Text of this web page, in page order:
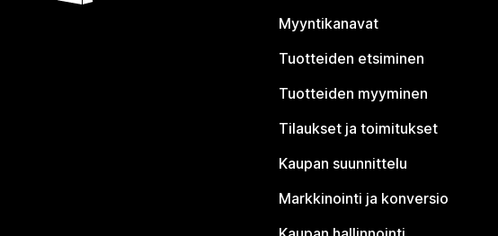
Myyntikanavat
Tuotteiden etsiminen
Tuotteiden myyminen
Tilaukset ja toimitukset
Kaupan suunnittelu
Markkinointi ja konversio